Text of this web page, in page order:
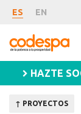
ES EN
CODESPA
HAZTE
↑ PROYECTOS